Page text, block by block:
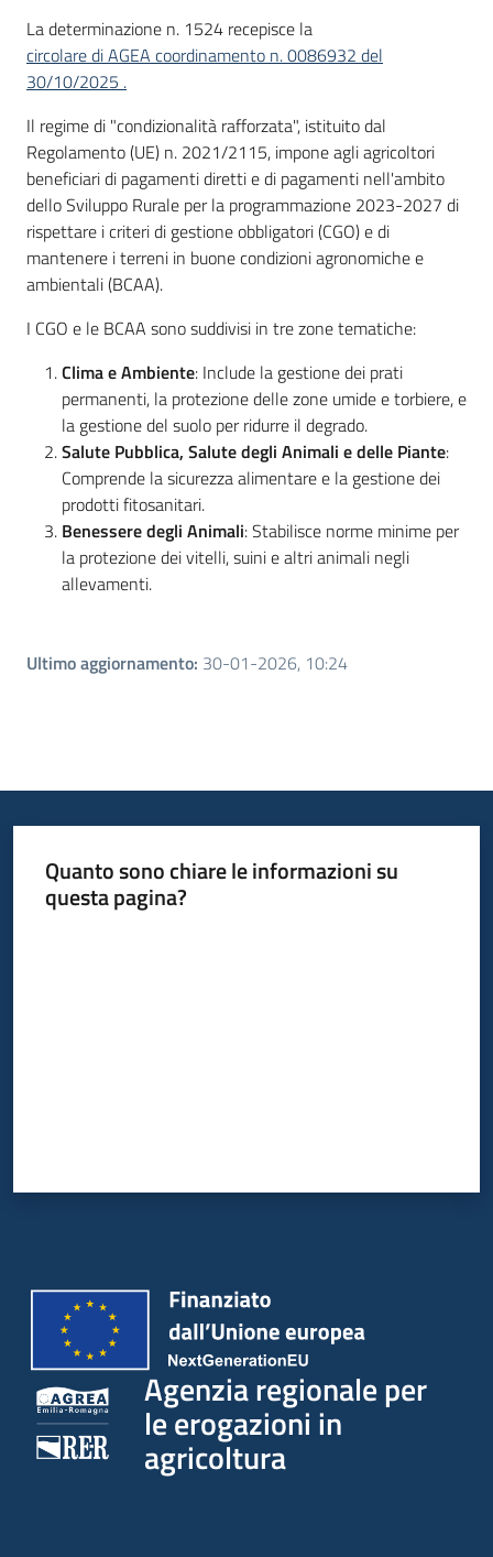
La determinazione n. 1524 recepisce la
circolare di AGEA coordinamento n. 0086932 del
30/10/2025 .
Il regime di "condizionalità rafforzata", istituito dal
Regolamento (UE) n. 2021/2115, impone agli agricoltori
beneficiari di pagamenti diretti e di pagamenti nell'ambito
dello Sviluppo Rurale per la programmazione 2023-2027 di
rispettare i criteri di gestione obbligatori (CGO) e di
mantenere i terreni in buone condizioni agronomiche e
ambientali (BCAA).
I CGO e le BCAA sono suddivisi in tre zone tematiche:
Clima e Ambiente: Include la gestione dei prati
permanenti, la protezione delle zone umide e torbiere, e
la gestione del suolo per ridurre il degrado.
Salute Pubblica, Salute degli Animali e delle Piante:
Comprende la sicurezza alimentare e la gestione dei
prodotti fitosanitari.
Benessere degli Animali: Stabilisce norme minime per
la protezione dei vitelli, suini e altri animali negli
allevamenti.
Ultimo aggiornamento: 30-01-2026, 10:24
Quanto sono chiare le informazioni su
questa pagina?
Agenzia regionale per
le erogazioni in
agricoltura